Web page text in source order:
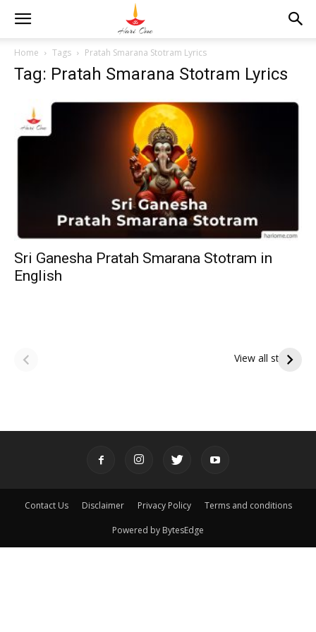
Home Tags Pratah Smarana Stotram Lyrics
Tag: Pratah Smarana Stotram Lyrics
Sri Ganesha Pratah Smarana Stotram in
English
View all stories
పితృదేవతల ఆశీర్వాదం
ఇంద్రకీలాద్రి గిరి ప్రదక్షిణ
Contact Us Disclaimer Privacy Policy Terms and conditions
Powered by BytesEdge